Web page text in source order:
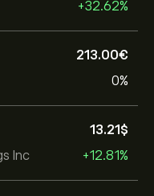
+32.62%
213.00‎€‎
0%
Inc
13.21‎$‎
+12.81%